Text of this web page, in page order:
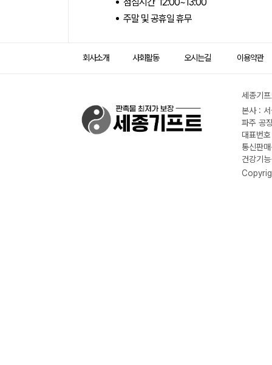
주말 및 공휴일 휴무
회사소개 사회활동 오시는길 이용약관
세종기
본사 :
파주 공
대표번
통신판
건강기